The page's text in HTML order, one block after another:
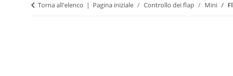
Torna all'elenco Pagina iniziale Controllo dei flap Mini